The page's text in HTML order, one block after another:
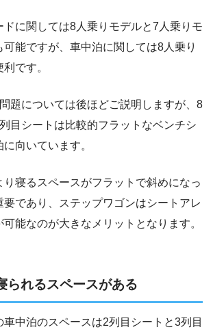
ドに関しては8人乗りモデルと7人乗りモ
能ですが、車中泊に関しては8人乗り
です。
題については後ほどご説明しますが、8
目シートは比較的フラットなベンチシ
向いています。
寝るスペースがフラットで斜めになっ
要であり、ステップワゴンはシートアレ
能なのが大きなメリットとなります。
られるスペースがある
車中泊のスペースは2列目シートと3列目